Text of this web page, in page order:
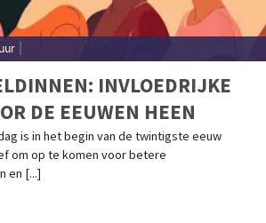
INVLOEDRIJKE
DE EEUWEN HEEN
is in het begin van de twintigste eeuw
om op te komen voor betere
en [...]